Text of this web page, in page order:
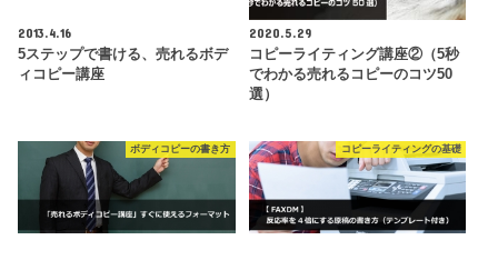
2013.4.16
5ステップで書ける、売れるボデ
ィコピー講座
2020.5.29
コピーライティング講座②（5秒
でわかる売れるコピーのコツ50
選）
ボディコピーの書き方 コピーライティングの基礎